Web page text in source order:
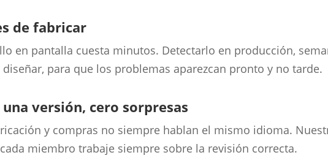
de fabricar
en pantalla cuesta minutos. Detectarlo en producción,
para que los problemas aparezcan pronto y no tarde.
versión, cero sorpresas
y compras no siempre hablan el mismo idioma.
miembro trabaje siempre sobre la revisión correcta.